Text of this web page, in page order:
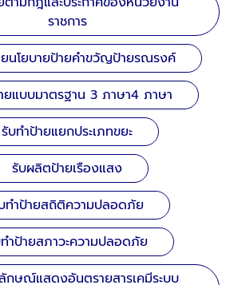
ราชการ
นโยบายป้ายคำขวัญป้ายรณรงค์
ยแบบมาตรฐาน 3 ภาษา4 ภาษา
รับทำป้ายแยกประเภทขยะ
รับผลิตป้ายเรืองแสง
ทำป้ายสถิติความปลอดภัย
ำป้ายสภาวะความปลอดภัย
ษณ์แสดงอันตรายสารเคมีระบบ